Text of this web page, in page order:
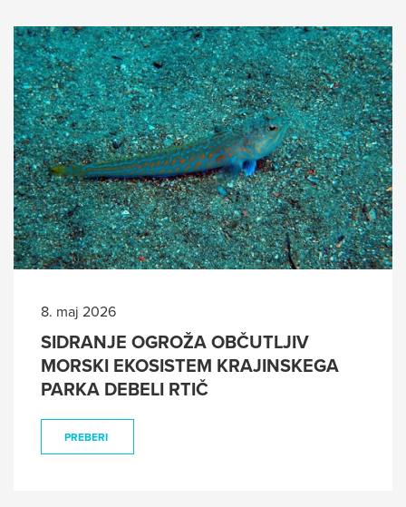
8. maj 2026
SIDRANJE OGROŽA OBČUTLJIV
MORSKI EKOSISTEM KRAJINSKEGA
PARKA DEBELI RTIČ
PREBERI